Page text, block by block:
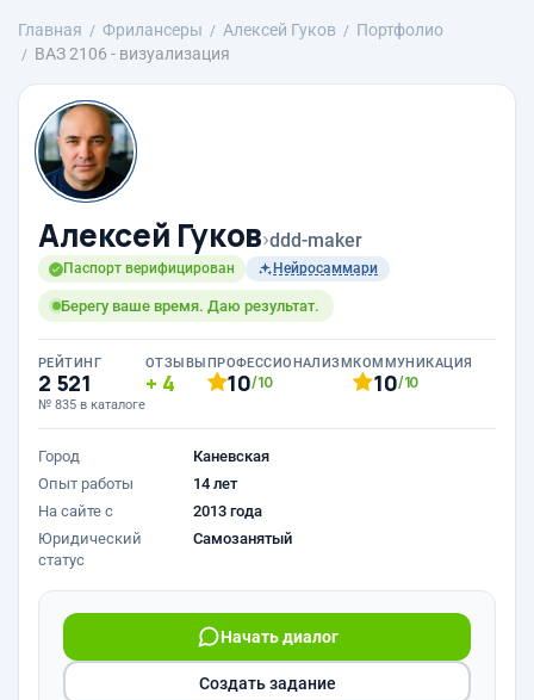
Главная Фрилансеры Алексей Гуков
Портфолио
ВАЗ 2106 - визуализация
Алексей Гуков›ddd-maker
Паспорт верифицирован Нейросаммари
Берегу ваше время. Даю результат.
РЕЙТИНГ
2 521
№ 835 в каталоге
ОТЗЫВЫ
4
ПРОФЕССИОНАЛИЗМ
10/10
КОММУНИКАЦИЯ
10/10
Город
Каневская
Опыт работы
14 лет
На сайте с
2013 года
Юридический
статус
Самозанятый
Начать диалог
Создать задание